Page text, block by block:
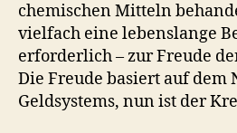
chemischen Mitteln
vielfach eine lebenslange
erforderlich – zur Freude
Die Freude basiert auf dem
Geldsystems, nun ist der